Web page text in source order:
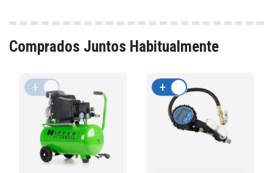
Comprados Juntos Habitualmente
+ + -